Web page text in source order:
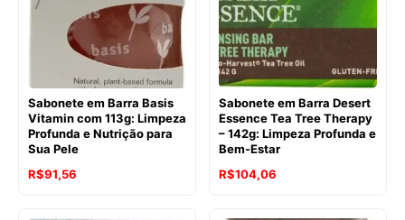
Sabonete em Barra Basis
Vitamin com 113g: Limpeza
Profunda e Nutrição para
Sua Pele
R$91,56
Sabonete em Barra Desert
Essence Tea Tree Therapy
– 142g: Limpeza Profunda e
Bem-Estar
O
R$104,06